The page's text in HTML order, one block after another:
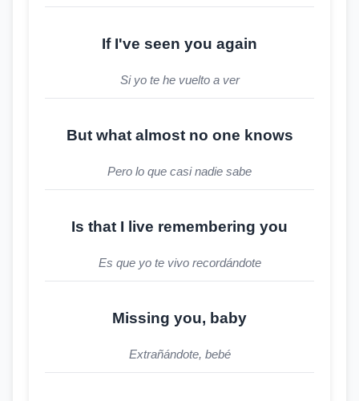
If I've seen you again
Si yo te he vuelto a ver
But what almost no one knows
Pero lo que casi nadie sabe
Is that I live remembering you
Es que yo te vivo recordándote
Missing you, baby
Extrañándote, bebé